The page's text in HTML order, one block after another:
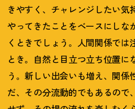
きやすく、チャレンジしたい気
やってきたことをベースにしな
くときでしょう。人間関係で
とき。自然と目立つ立ち位置に
う。新しい出会いも増え、関係
だ、その分流動的でもあるので